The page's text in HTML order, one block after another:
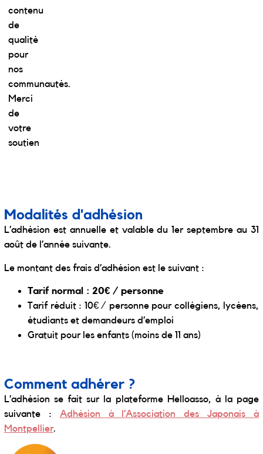
contenu
de
qualité
pour
nos
communautés.
Merci
de
votre
soutien
Modalités d'adhésion
L’adhésion est annuelle et valable du 1erseptembre au 31
août de l’année suivante.
Le montant des frais d’adhésion est le suivant :
Tarif normal : 20€ / personne
Tarif réduit : 10€ / personne pour collégiens, lycéens,
étudiants et demandeurs d’emploi
Gratuit pour les enfants (moins de 11 ans)
Comment adhérer ?
L’adhésion se fait sur la plateforme Helloasso, à la page
suivante : Adhésion à l’Association des Japonais à
Montpellier.